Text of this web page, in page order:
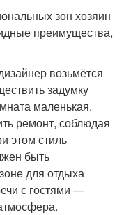
зон хозяин
преимущества,
возьмётся
задумку
маленькая.
ремонт, соблюдая
этом стиль
быть
для отдыха
с гостями —